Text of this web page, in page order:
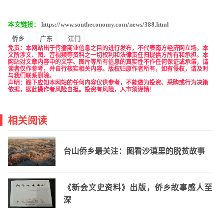
本文链接： https://www.southeconomy.com/news/388.html
侨乡
广东 江门
免责：本网站出于传播商业信息之目的进行发布，不代表南方经济网立场。本
文所涉文、图、音视频等资料之一切权利和法律责任归提供方所有和承担。本
网站对文章内容中的文字、图片等所有信息的真实性不作任何保证或承诺，请
读者仅作参考，并自行核实相关内容。版权归原作者所有，如有侵权，请及时
与我们联系删除。
声明：阁下应知本网站的任何内容仅供参考，不能做为投资、采购或行为决策
依据，据此操作者风险自担。投资有风险，入市须谨慎！
相关阅读
台山侨乡最关注：图看沙漠里的脱贫故事
《新会文史资料》出版，侨乡故事感人至
深